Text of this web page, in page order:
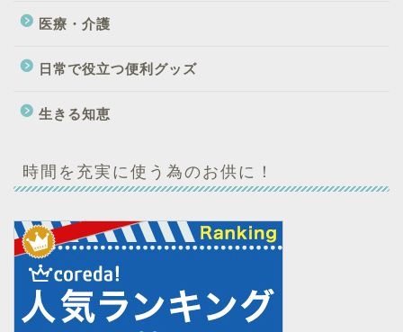
医療・介護
日常で役立つ便利グッズ
生きる知恵
時間を充実に使う為のお供に！